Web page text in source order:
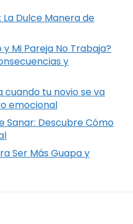
La Dulce Manera de
Mi Pareja No Trabaja?
y
tu novio se va
emocional
Sanar: Descubre Cómo
Ser Más Guapa y